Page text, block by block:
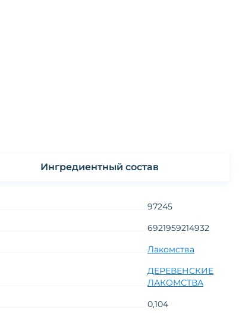
Ингредиентный состав
97245
6921959214932
Лакомства
ДЕРЕВЕНСКИЕ
ЛАКОМСТВА
0,104